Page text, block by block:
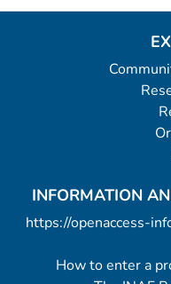
INFORMATION
https://openaccess-
How to enter a